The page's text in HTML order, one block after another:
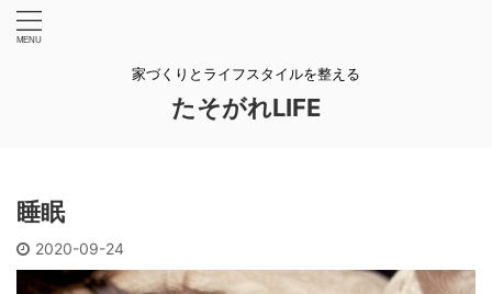
家づくりとライフスタイルを整える
たそがれLIFE
睡眠
2020-09-24